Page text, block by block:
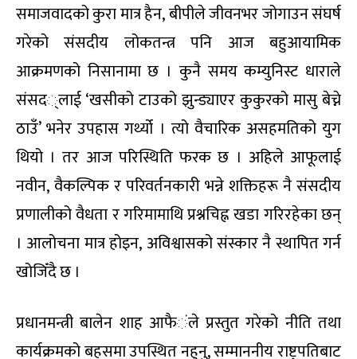
समाजवादको कुरा मात्र हैन,बीपीले जीवनभर जोगाउन संघर्ष
गरेको संसदीय लोकतन्त्र पनि आज बहुआयामिक
आक्रमणको निसानामा छ । कुनै समय कम्युनिस्ट धाराले
संसद्‌लाई ‘खसीको टाउको झुन्ड्याएर कुकुरको मासु बेच्ने
ठाउँ’ भनेर उपहास गर्थ्यो । त्यो वैचारिक असहमतिको युग
थियो । तर आज परिस्थिति फरक छ । अहिले आफूलाई
नवीन,वैकल्पिक र परिवर्तनकारी भन्ने शक्तिहरू नै संसदीय
प्रणालीको वैधता र गरिमामाथि प्रश्नचिह्न खडा गरिरहेका छन्
। आलोचना मात्र होइन,अविश्वासको संस्कार नै स्थापित गर्न
खोजिँदैछ ।
प्रधानमन्त्री बालेन शाह आफैंले प्रस्तुत गरेको नीति तथा
कार्यक्रमको बहसमा उपस्थित नहुनु,सम्माननीय राष्ट्रपतिबाट